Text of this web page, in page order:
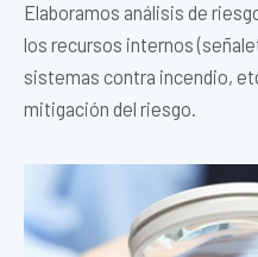
Elaboramos análisis de
los recursos internos
sistemas contra incendio,
mitigación del riesgo.